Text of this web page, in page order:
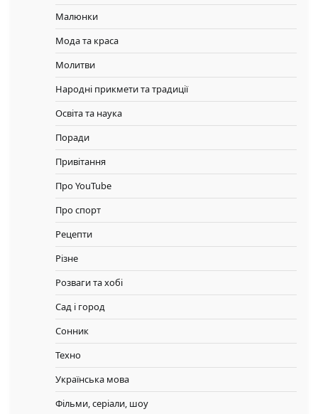
Малюнки
Мода та краса
Молитви
Народні прикмети та традиції
Освіта та наука
Поради
Привітання
Про YouTube
Про спорт
Рецепти
Різне
Розваги та хобі
Сад і город
Сонник
Техно
Українська мова
Фільми, серіали, шоу